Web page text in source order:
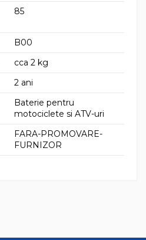
85
B00
cca 2 kg
2 ani
Baterie pentru
motociclete si ATV-uri
FARA-PROMOVARE-
FURNIZOR